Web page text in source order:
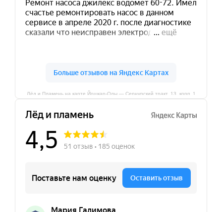
Лёд и Пламень на карте Йошкар‑Олы — Сернурский тракт, 13, корп. 1